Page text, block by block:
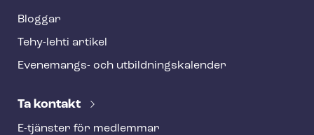
Bloggar
Tehy-lehti artikel
Evenemangs- och ut­bild­nings­ka­len­der
Ta kontakt
E-tjänster för medlemmar